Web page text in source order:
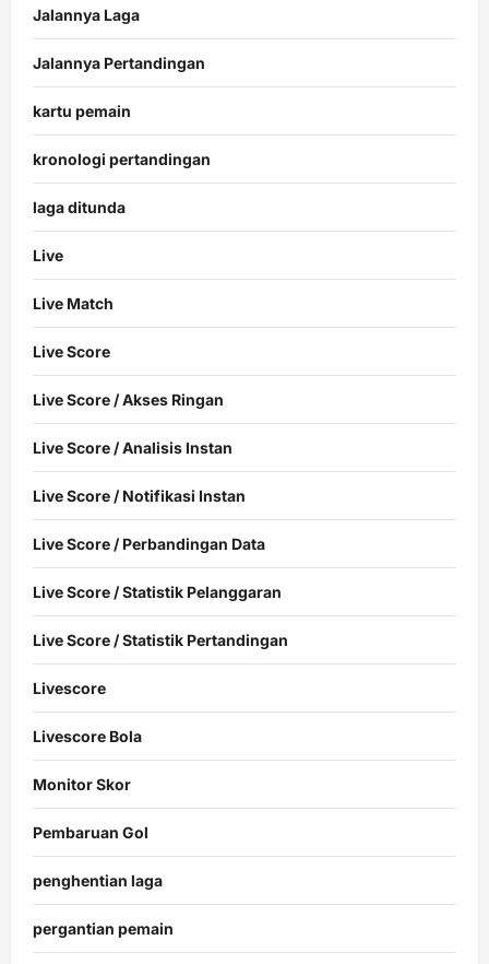
Jalannya Laga
Jalannya Pertandingan
kartu pemain
kronologi pertandingan
laga ditunda
Live
Live Match
Live Score
Live Score / Akses Ringan
Live Score / Analisis Instan
Live Score / Notifikasi Instan
Live Score / Perbandingan Data
Live Score / Statistik Pelanggaran
Live Score / Statistik Pertandingan
Livescore
Livescore Bola
Monitor Skor
Pembaruan Gol
penghentian laga
pergantian pemain